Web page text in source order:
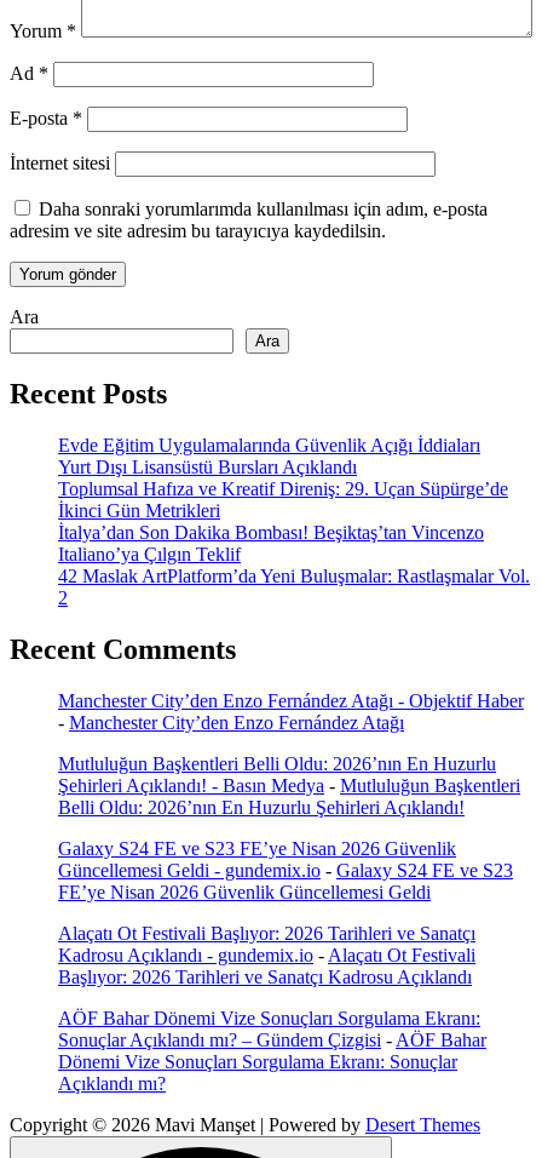
Yorum *
Ad *
E-posta *
İnternet sitesi
Daha sonraki yorumlarımda kullanılması için adım, e-posta
adresim ve site adresim bu tarayıcıya kaydedilsin.
Ara
Ara
Recent Posts
Evde Eğitim Uygulamalarında Güvenlik Açığı İddiaları
Yurt Dışı Lisansüstü Bursları Açıklandı
Toplumsal Hafıza ve Kreatif Direniş: 29. Uçan Süpürge’de
İkinci Gün Metrikleri
İtalya’dan Son Dakika Bombası! Beşiktaş’tan Vincenzo
Italiano’ya Çılgın Teklif
42 Maslak ArtPlatform’da Yeni Buluşmalar: Rastlaşmalar Vol.
2
Recent Comments
Manchester City’den Enzo Fernández Atağı - Objektif Haber
- Manchester City’den Enzo Fernández Atağı
Mutluluğun Başkentleri Belli Oldu: 2026’nın En Huzurlu
Şehirleri Açıklandı! - Basın Medya - Mutluluğun Başkentleri
Belli Oldu: 2026’nın En Huzurlu Şehirleri Açıklandı!
Galaxy S24 FE ve S23 FE’ye Nisan 2026 Güvenlik
Güncellemesi Geldi - gundemix.io - Galaxy S24 FE ve S23
FE’ye Nisan 2026 Güvenlik Güncellemesi Geldi
Alaçatı Ot Festivali Başlıyor: 2026 Tarihleri ve Sanatçı
Kadrosu Açıklandı - gundemix.io - Alaçatı Ot Festivali
Başlıyor: 2026 Tarihleri ve Sanatçı Kadrosu Açıklandı
AÖF Bahar Dönemi Vize Sonuçları Sorgulama Ekranı:
Sonuçlar Açıklandı mı? – Gündem Çizgisi - AÖF Bahar
Dönemi Vize Sonuçları Sorgulama Ekranı: Sonuçlar
Açıklandı mı?
Copyright © 2026 Mavi Manşet | Powered by Desert Themes